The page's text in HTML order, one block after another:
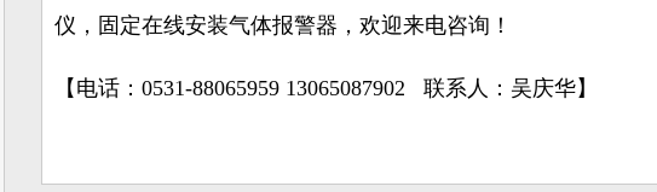
仪，固定在线安装气体报警器，欢迎来电咨询！
【电话：0531-88065959 13065087902 联系人：吴庆华】